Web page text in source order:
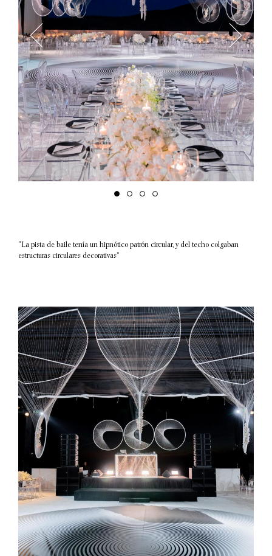
“La pista de baile tenía un hipnótico patrón circular, y del techo colgaban
estructuras circulares decorativas”